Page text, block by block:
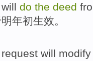
will do the deed
年初生效 。
request will modify